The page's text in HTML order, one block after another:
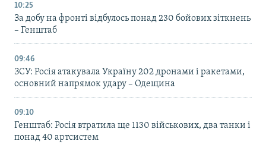
10:25
За добу на фронті відбулось понад 230 бойових зіткнень
– Генштаб
09:46
ЗСУ: Росія атакувала Україну 202 дронами і ракетами,
основний напрямок удару – Одещина
09:10
Генштаб: Росія втратила ще 1130 військових, два танки і
понад 40 артсистем